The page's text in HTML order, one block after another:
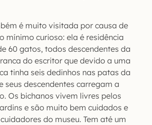
é muito visitada por causa de
mínimo curioso: ela é residência
60 gatos, todos descendentes da
do escritor que devido a uma
tinha seis dedinhos nas patas da
seus descendentes carregam a
Os bichanos vivem livres pelos
e são muito bem cuidados e
do museu. Tem até um